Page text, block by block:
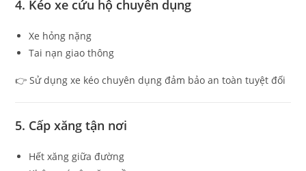
4. Kéo xe cứu hộ chuyên dụng
Xe hỏng nặng
Tai nạn giao thông
👉 Sử dụng xe kéo chuyên dụng đảm bảo an toàn tuyệt đối
5. Cấp xăng tận nơi
Hết xăng giữa đường